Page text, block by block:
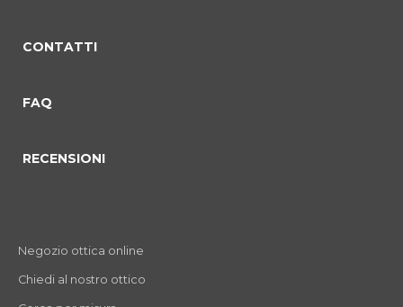
CONTATTI
FAQ
RECENSIONI
Negozio ottica online
Chiedi al nostro ottico